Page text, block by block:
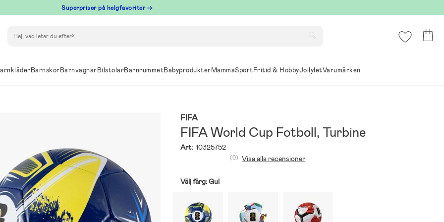
Superpriser på helgfavoriter →
BarnskorBarnvagnarBilstolarBarnrummetBabyprodukterMammaSportFritid & HobbyJollyletVarumärken
FIFA
FIFA World Cup Fotboll, Turbine
Art: 10325752
(0) Visa alla recensioner
Välj färg:Gul